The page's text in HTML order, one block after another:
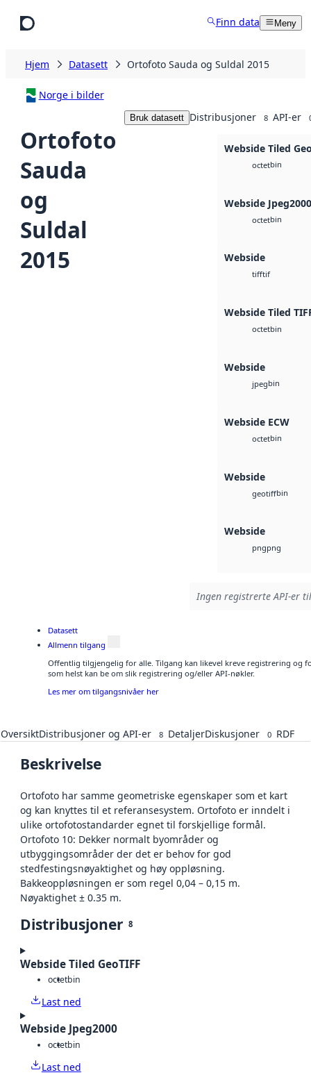
Finn data Meny
Hjem Datasett Ortofoto Sauda og Suldal 2015
Norge i bilder
Ortofoto
Sauda
og
Suldal
2015
Bruk datasett Distribusjoner 8 API-er
Webside Tiled
octetbin
Webside Jpeg2000
octetbin
Webside
tifftif
Webside Tiled
octetbin
Webside
jpegbin
Webside ECW
octetbin
Webside
geotiffbin
Webside
pngpng
Ingen registrerte API-er
Datasett
Allmenn tilgang
Offentlig tilgjengelig for alle. Tilgang kan likevel kreve registrering og
som helst kan be om slik registrering og/eller API-nøkler.
Les mer om tilgangsnivåer her
OversiktDistribusjoner og API-er 8 DetaljerDiskusjoner 0 RDF
Beskrivelse
Ortofoto har samme geometriske egenskaper som et kart
og kan knyttes til et referansesystem. Ortofoto er inndelt i
ulike ortofotostandarder egnet til forskjellige formål.
Ortofoto 10: Dekker normalt byområder og
utbyggingsområder der det er behov for god
stedfestingsnøyaktighet og høy oppløsning.
Bakkeoppløsningen er som regel 0,04 – 0,15 m.
Nøyaktighet ± 0.35 m.
Distribusjoner 8
Webside Tiled GeoTIFF
octetbin
Last ned
Webside Jpeg2000
octetbin
Last ned